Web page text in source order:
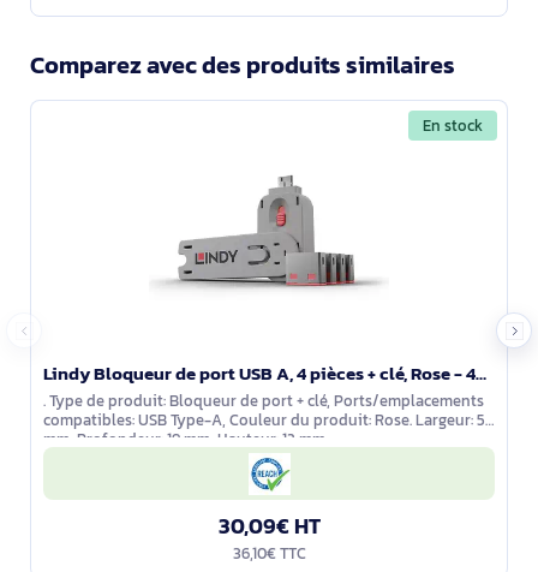
Comparez avec des produits similaires
En stock
Lindy Bloqueur de port USB A, 4 pièces + clé, Rose - 40450
. Type de produit: Bloqueur de port + clé, Ports/emplacements
compatibles: USB Type-A, Couleur du produit: Rose. Largeur: 55
mm, Profondeur: 19 mm, Hauteur: 12 mm
30,09€ HT
36,10€ TTC